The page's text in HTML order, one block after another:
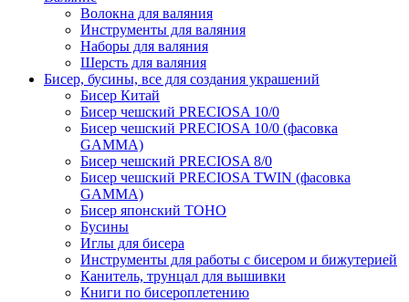
Волокна для валяния
Инструменты для валяния
Наборы для валяния
Шерсть для валяния
Бисер, бусины, все для создания украшений
Бисер Китай
Бисер чешский PRECIOSA 10/0
Бисер чешский PRECIOSA 10/0 (фасовка
GAMMA)
Бисер чешский PRECIOSA 8/0
Бисер чешский PRECIOSA TWIN (фасовка
GAMMA)
Бисер японский TOHO
Бусины
Иглы для бисера
Инструменты для работы с бисером и бижутерией
Канитель, трунцал для вышивки
Книги по бисероплетению